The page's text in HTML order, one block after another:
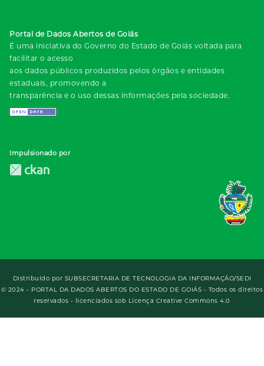
Portal de Dados Abertos de Goiás
É uma iniciativa do Governo do Estado de Goiás voltada para
facilitar o acesso
aos dados públicos produzidos pelos órgãos e entidades
estaduais, promovendo a
transparência e o uso dessas informações pela sociedade.
Impulsionado por
Distribuído por SUBSECRETARIA DE TECNOLOGIA DA INFORMAÇÃO/SEDI
© 2024 - PORTAL DA DADOS ABERTOS DO ESTADO DE GOIÁS - Todos os direitos
reservados - licenciados sob Licença Creative Commons 4.0